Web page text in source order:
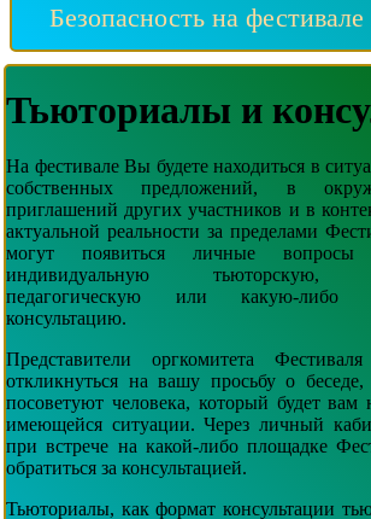
Безопасность на фестивале
Тьюториалы и
На фестивале Вы будете находиться в
собственных предложений, в
приглашений других участников и в
актуальной реальности за пределами
могут появиться личные
индивидуальную тьюторскую,
педагогическую или какую-либо
консультацию.
Представители оргкомитета
откликнуться на вашу просьбу о
посоветуют человека, который будет вам
имеющейся ситуации. Через личный
при встрече на какой-либо площадке
обратиться за консультацией.
Тьюториалы, как формат консультации